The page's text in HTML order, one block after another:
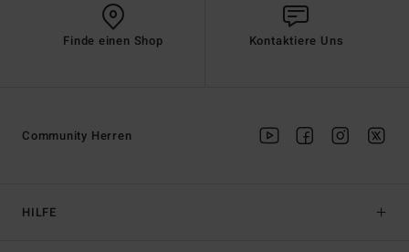
Finde einen Shop Kontaktiere Uns
HILFE
Community Herren